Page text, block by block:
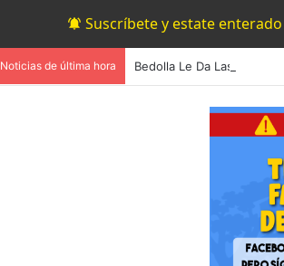
Suscríbete y estate
Noticias de última hora